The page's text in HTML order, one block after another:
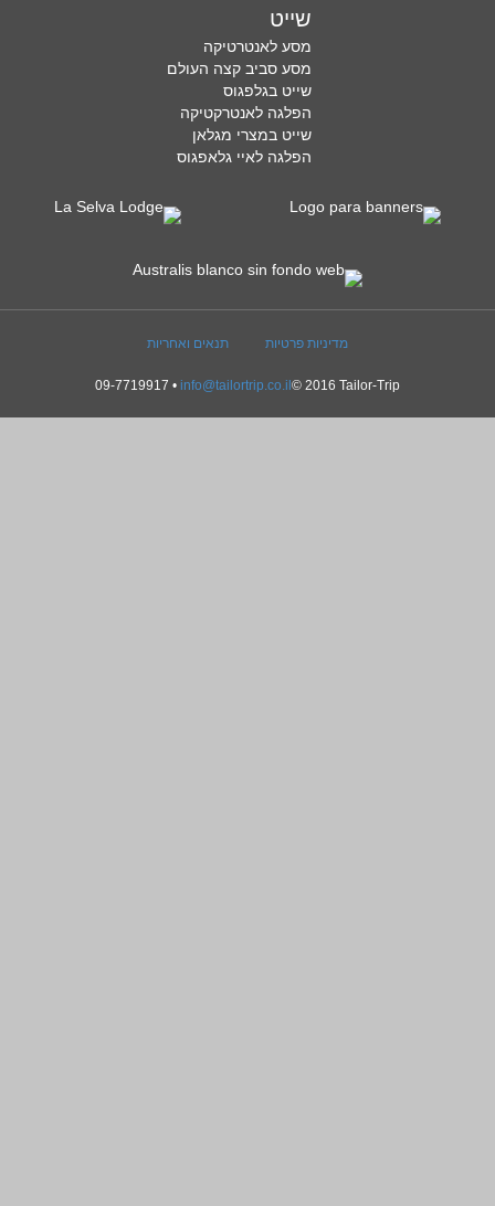
שייט
מסע לאנטרטיקה
מסע סביב קצה העולם
שייט בגלפגוס
הפלגה לאנטרקטיקה
שייט במצרי מגלאן
הפלגה לאיי גלאפגוס
תנאים ואחריות מדיניות פרטיות
09-7719917 • info@tailortrip.co.il © 2016 Tailor-Trip